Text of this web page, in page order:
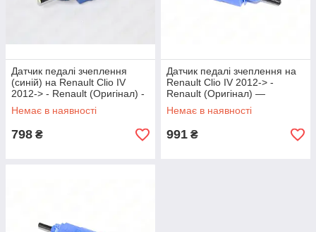
Датчик педалі зчеплення
(синій) на Renault Clio IV
2012-> - Renault (Оригінал) -
253255192R
Немає в наявності
798 ₴
Датчик педалі зчеплення на
Renault Clio IV 2012-> -
Renault (Оригінал) —
253251679R
Немає в наявності
991 ₴